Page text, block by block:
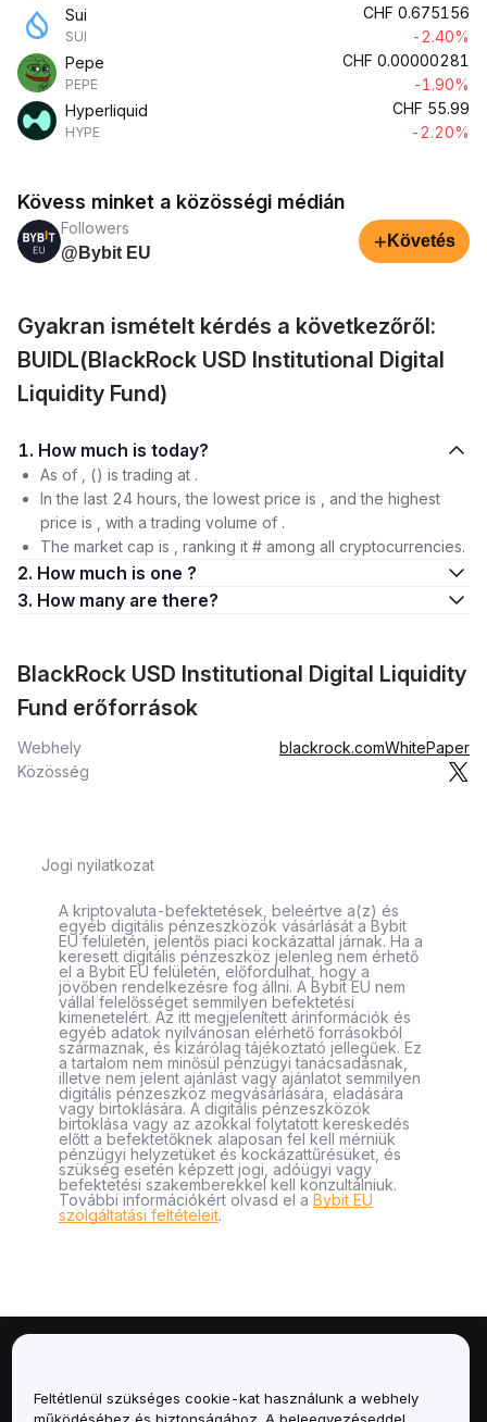
Sui
SUI
CHF 0.675156
-2.40%
Pepe
PEPE
CHF 0.00000281
-1.90%
Hyperliquid
HYPE
CHF 55.99
-2.20%
Kövess minket a közösségi médián
Followers
@Bybit EU
+ Követés
Gyakran ismételt kérdés a következőről:
BUIDL(BlackRock USD Institutional Digital
Liquidity Fund)
1. How much is today?
As of , () is trading at .
In the last 24 hours, the lowest price is , and the highest
price is , with a trading volume of .
The market cap is , ranking it # among all cryptocurrencies.
2. How much is one ?
3. How many are there?
BlackRock USD Institutional Digital Liquidity
Fund erőforrások
Webhely blackrock.comWhitePaper
Közösség
Jogi nyilatkozat
A kriptovaluta-befektetések, beleértve a(z) és
egyéb digitális pénzeszközök vásárlását a Bybit
EU felületén, jelentős piaci kockázattal járnak. Ha a
keresett digitális pénzeszköz jelenleg nem érhető
el a Bybit EU felületén, előfordulhat, hogy a
jövőben rendelkezésre fog állni. A Bybit EU nem
vállal felelősséget semmilyen befektetési
kimenetelért. Az itt megjelenített árinformációk és
egyéb adatok nyilvánosan elérhető forrásokból
származnak, és kizárólag tájékoztató jellegűek. Ez
a tartalom nem minősül pénzügyi tanácsadásnak,
illetve nem jelent ajánlást vagy ajánlatot semmilyen
digitális pénzeszköz megvásárlására, eladására
vagy birtoklására. A digitális pénzeszközök
birtoklása vagy az azokkal folytatott kereskedés
előtt a befektetőknek alaposan fel kell mérniük
pénzügyi helyzetüket és kockázattűrésüket, és
szükség esetén képzett jogi, adóügyi vagy
befektetési szakemberekkel kell konzultálniuk.
További információkért olvasd el a Bybit EU
szolgáltatási feltételeit.
Feltétlenül szükséges cookie-kat használunk a webhely